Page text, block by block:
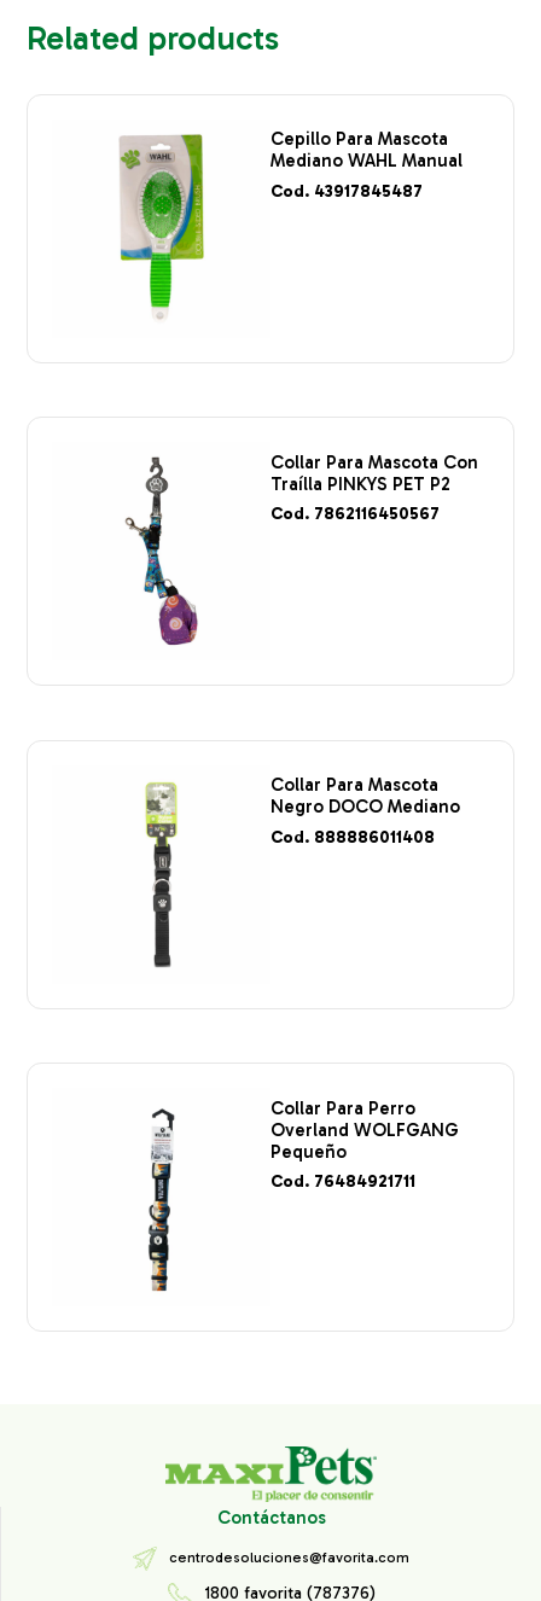
Related products
Cepillo Para Mascota
Mediano WAHL Manual
Cod. 43917845487
Collar Para Mascota Con
Traílla PINKYS PET P2
Cod. 7862116450567
Collar Para Mascota
Negro DOCO Mediano
Cod. 888886011408
Collar Para Perro
Overland WOLFGANG
Pequeño
Cod. 76484921711
Contáctanos
centrodesoluciones@favorita.com
1800 favorita (787376)